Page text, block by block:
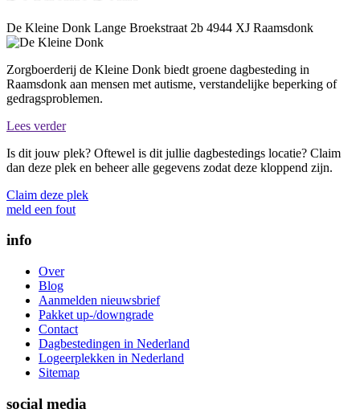
De Kleine Donk Lange Broekstraat 2b 4944 XJ Raamsdonk
Zorgboerderij de Kleine Donk biedt groene dagbesteding in
Raamsdonk aan mensen met autisme, verstandelijke beperking of
gedragsproblemen.
Lees verder
Is dit jouw plek? Oftewel is dit jullie dagbestedings locatie? Claim
dan deze plek en beheer alle gegevens zodat deze kloppend zijn.
Claim deze plek
meld een fout
info
Over
Blog
Aanmelden nieuwsbrief
Pakket up-/downgrade
Contact
Dagbestedingen in Nederland
Logeerplekken in Nederland
Sitemap
social media